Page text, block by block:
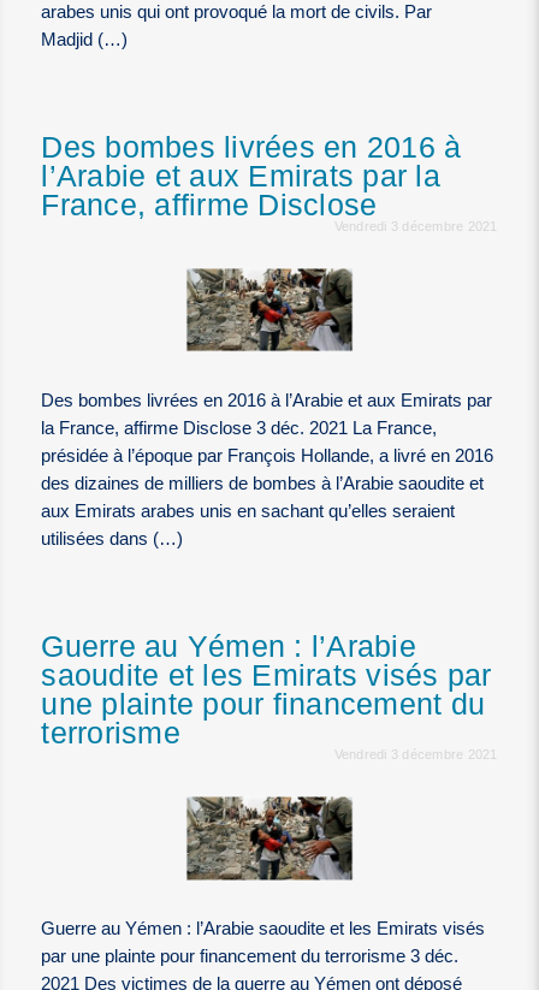
arabes unis qui ont provoqué la mort de civils. Par
Madjid (…)
Des bombes livrées en 2016 à
l’Arabie et aux Emirats par la
France, affirme Disclose
Vendredi 3 décembre 2021
Des bombes livrées en 2016 à l’Arabie et aux Emirats par
la France, affirme Disclose 3 déc. 2021 La France,
présidée à l’époque par François Hollande, a livré en 2016
des dizaines de milliers de bombes à l’Arabie saoudite et
aux Emirats arabes unis en sachant qu’elles seraient
utilisées dans (…)
Guerre au Yémen : l’Arabie
saoudite et les Emirats visés par
une plainte pour financement du
terrorisme
Vendredi 3 décembre 2021
Guerre au Yémen : l’Arabie saoudite et les Emirats visés
par une plainte pour financement du terrorisme 3 déc.
2021 Des victimes de la guerre au Yémen ont déposé